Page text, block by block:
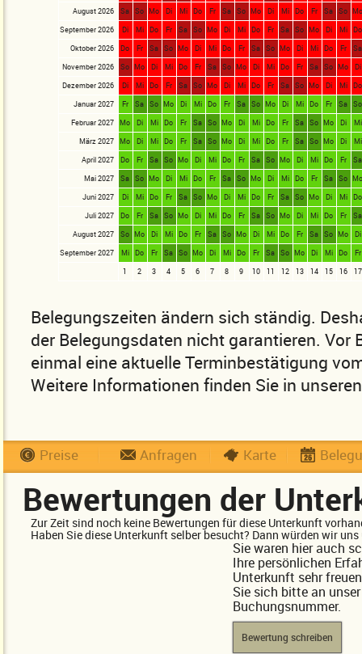
August 2026
Sa So Mo Di Mi Do Fr Sa So Mo Di Mi Do Fr Sa So
September 2026
Di Mi Do Fr Sa So Mo Di Mi Do Fr Sa So Mo Di Mi Do
Oktober 2026
Do Fr Sa So Mo Di Mi Do Fr Sa So Mo Di Mi Do Fr
Sa
November 2026
So Mo Di Mi Do Fr Sa So Mo Di Mi Do Fr Sa So Mo
Di
Dezember 2026
Di Mi Do Fr Sa So Mo Di Mi Do Fr Sa So Mo Di Mi Do
Januar 2027
Fr Sa So Mo Di Mi Do Fr Sa So Mo Di Mi Do Fr Sa So
Februar 2027 Mo Di Mi Do Fr Sa So Mo Di Mi Do Fr Sa So Mo Di
Mi
März 2027 Mo Di Mi Do Fr Sa So Mo Di Mi Do Fr Sa So Mo Di
Mi
April 2027
Do Fr Sa So Mo Di Mi Do Fr Sa So Mo Di Mi Do Fr
Sa
Mai 2027
Sa So Mo Di Mi Do Fr Sa So Mo Di Mi Do Fr Sa So
Juni 2027
Di Mi Do Fr Sa So Mo Di Mi Do Fr Sa So Mo Di Mi Do
Juli 2027
Do Fr Sa So Mo Di Mi Do Fr Sa So Mo Di Mi Do Fr
Sa
August 2027
So Mo Di Mi Do Fr Sa So Mo Di Mi Do Fr Sa So Mo
Di
September 2027
Mi Do Fr Sa So Mo Di Mi Do Fr Sa So Mo Di Mi Do
Fr
1
2 3 4 5 6 7 8 9 10 11 12 13 14 15 16 17
Belegungszeiten ändern sich ständig.
der Belegungsdaten nicht garantieren. Vor
einmal eine aktuelle Terminbestätigung
Weitere Informationen finden Sie in
Preise Anfragen Karte
Bewertungen der
Zur Zeit sind noch keine Bewertungen für diese Unterkunft
Haben Sie diese Unterkunft selber besucht? Dann würden wir
Sie waren hier auch
Ihre persönlichen
Unterkunft sehr
Sie sich bitte an
Buchungsnummer.
Bewertung schreiben